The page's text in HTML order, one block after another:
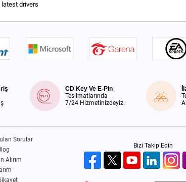
drivers
CD Key Ve E-Pin
Teslimatlarında
7/24 Hizmetinizdeyiz.
Sorular
Alırım
Bizi Takip Edin